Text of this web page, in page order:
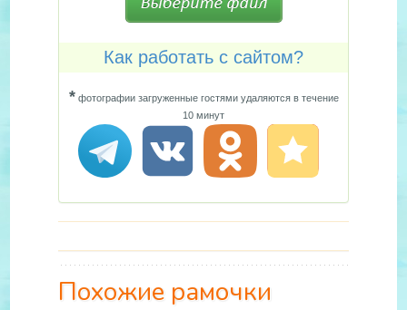
Как работать с сайтом?
*фотографии загруженные гостями удаляются в течение
10 минут
Похожие рамочки